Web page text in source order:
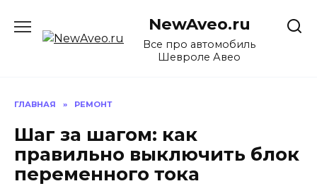
содержанию
NewAveo.ru
Все про автомобиль
Шевроле Авео
ГЛАВНАЯ » РЕМОНТ
Шаг за шагом: как
правильно выключить блок
переменного тока